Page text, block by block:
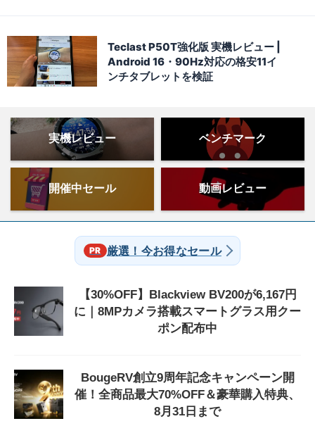
Teclast P50T強化版 実機レビュー |
Android 16・90Hz対応の格安11イ
ンチタブレットを検証
実機レビュー ベンチマーク
開催中セール 動画レビュー
厳選！今お得なセール
【30%OFF】Blackview BV200が6,167円
に｜8MPカメラ搭載スマートグラス用クー
ポン配布中
BougeRV創立9周年記念キャンペーン開
催！全商品最大70%OFF＆豪華購入特典、
8月31日まで